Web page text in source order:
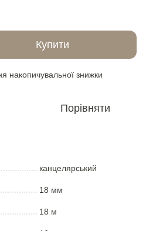
Купити
накопичувальної знижки
Порівняти
канцелярський
18 мм
18 м